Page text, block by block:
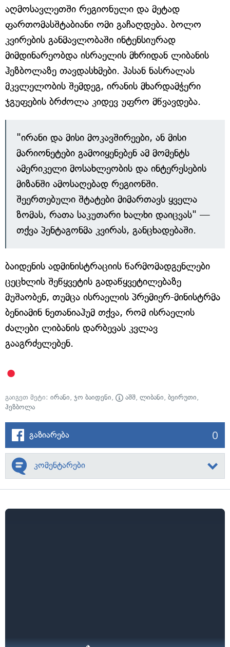
აღმოსავლეთში რეგიონული და მეტად
ფართომასშტაბიანი ომი გაჩაღდება. ბოლო
კვირების განმავლობაში ინტენსიურად
მიმდინარეობდა ისრაელის მხრიდან ლიბანის
ჰეზბოლაზე თავდასხმები. ჰასან ნასრალას
მკვლელობის შემდეგ, ირანის მხარდამჭერი
ჯგუფების ბრძოლა კიდევ უფრო მწვავდება.
"ირანი და მისი მოკავშირეები, ან მისი
მარიონეტები გამოიყენებენ ამ მომენტს
ამერიკელი მოსახლეობის და ინტერესების
მიზანში ამოსაღებად რეგიონში.
შეერთებული შტატები მიმართავს ყველა
ზომას, რათა საკუთარი ხალხი დაიცვას" —
თქვა პენტაგონმა კვირას, განცხადებაში.
ბაიდენის ადმინისტრაციის წარმომადგენლები
ცეცხლის შეწყვეტის გადაწყვეტილებაზე
მუშაობენ, თუმცა ისრაელის პრემიერ-მინისტრმა
ბენიამინ ნეთანიაჰუმ თქვა, რომ ისრაელის
ძალები ლიბანის დარბევას კვლავ
გააგრძელებენ.
გაიგეთ მეტი: ირანი, ჯო ბაიდენი, აშშ, ლიბანი, ბეირუთი,
ჰეზბოლა
გაზიარება 0
კომენტარები